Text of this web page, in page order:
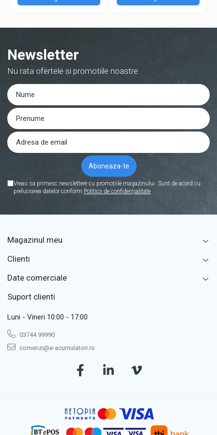
Acumulatori
Sisteme de prindere
Pompe de caldura
Newsletter
Nu rata ofertele si promotiile noastre
Vreau sa primesc newslettere cu promoțiile magazinului. Sunt de acord cu
prelucrarea datelor conform Politicii de confidențialitate
Magazinul meu
Clienti
Date comerciale
Suport clienti
Luni - Vineri 10:00 - 17:00
03744 99990
comenzi@e-acumulatori.ro